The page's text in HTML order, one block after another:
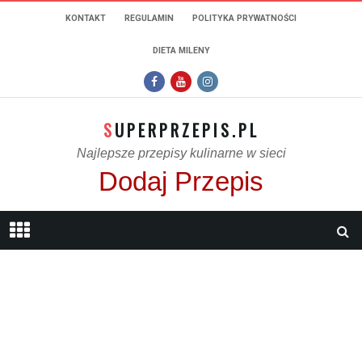
KONTAKT REGULAMIN POLITYKA PRYWATNOŚCI
DIETA MILENY
SUPERPRZEPIS.PL
Najlepsze przepisy kulinarne w sieci
Dodaj Przepis